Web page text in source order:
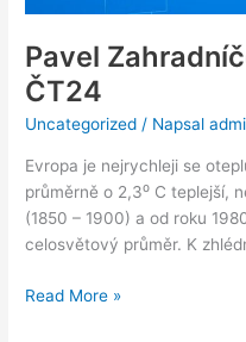
Pavel
ČT24
Uncategorized / Napsal
Evropa je nejrychleji se
průměrně o 2,3⁰ C teplejší,
(1850 – 1900) a od roku
celosvětový průměr. K
Read More »